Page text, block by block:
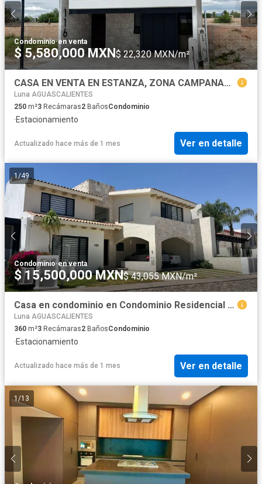
Condominio·en venta
$ 5,580,000 MXN$ 22,320 MXN/m²
CASA EN VENTA EN ESTANZA, ZONA CAMPANARIO, AGUASCALIENTES
Luna AGUASCALIENTES
250 m²3 Recámaras2 BañosCondominio
·Estacionamiento
Actualizado hace más de 1 mes Ver en detalle
1/49
Condominio·en venta
$ 15,500,000 MXN$ 43,055 MXN/m²
Casa en condominio en Condominio Residencial Campestre Club de Golf Sur
Luna AGUASCALIENTES
360 m²3 Recámaras2 BañosCondominio
·Estacionamiento
Actualizado hace más de 1 mes Ver en detalle
1/13